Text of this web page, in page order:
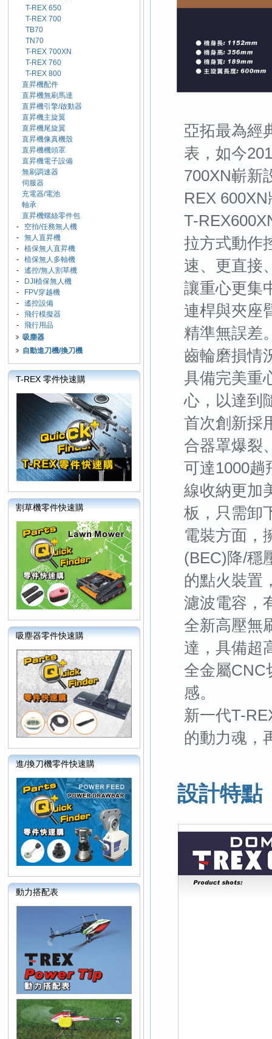
T-REX 650
T-REX 700
TB70
TN70
T-REX 700XN
T-REX 760
T-REX 800
直昇機配件
直昇機無刷馬達
直昇機引擎/啟動器
直昇機主旋翼
直昇機尾旋翼
直昇機像真機殼
直昇機機頭罩
直昇機電子設備
無刷調速器
伺服器
充電器/電池
軸承
直昇機螺絲零件包
- 空拍/任務無人機
- 無人直昇機
- 植保無人直昇機
- 植保無人多軸機
- 遙控/無人割草機
-
DJI植保無人機
-
FPV穿越機
- 遙控設備
- 飛行模擬器
- 飛行用品
吸塵器
自動進刀機/換刀機
T-REX 零件快速購
割草機零件快速購
吸塵器零件快速購
進/換刀機零件快速購
動力搭配表
亞拓最為經
表，如今
700XN嶄新
REX
T-
拉方式動作
速、更直接
讓重心更集
連桿與夾座
精準無誤差
齒輪磨損情
具備完美重
心，以達到
首次創新採
合器罩爆裂
可達1000趟
線收納更加
板，只需卸
電裝方面，
(BEC)降/穩
的點火裝置
濾波電容，
全新高壓無
達，具備超
全金屬CNC
感。
新一代T-
的動力魂，
設計特點